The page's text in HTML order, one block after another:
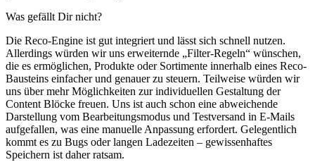
Was gefällt Dir nicht?
Die Reco-Engine ist gut integriert und lässt sich schnell nutzen.
Allerdings würden wir uns erweiternde „Filter-Regeln“ wünschen,
die es ermöglichen, Produkte oder Sortimente innerhalb eines Reco-
Bausteins einfacher und genauer zu steuern. Teilweise würden wir
uns über mehr Möglichkeiten zur individuellen Gestaltung der
Content Blöcke freuen. Uns ist auch schon eine abweichende
Darstellung vom Bearbeitungsmodus und Testversand in E-Mails
aufgefallen, was eine manuelle Anpassung erfordert. Gelegentlich
kommt es zu Bugs oder langen Ladezeiten – gewissenhaftes
Speichern ist daher ratsam.